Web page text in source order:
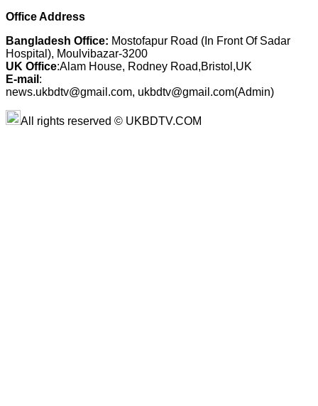
Office Address
Bangladesh Office: Mostofapur Road (In Front Of Sadar
Hospital), Moulvibazar-3200
UK Office:Alam House, Rodney Road,Bristol,UK
E-mail :
news.ukbdtv@gmail.com, ukbdtv@gmail.com(Admin)
All rights reserved © UKBDTV.COM